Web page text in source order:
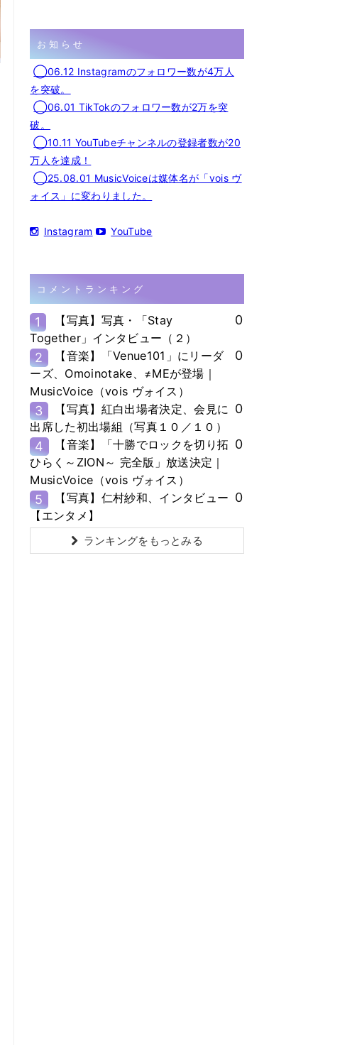
お知らせ
◯06.12 Instagramのフォロワー数が4万人
を突破。
◯06.01 TikTokのフォロワー数が2万を突
破。
◯10.11 YouTubeチャンネルの登録者数が20
万人を達成！
◯25.08.01 MusicVoiceは媒体名が「vois ヴ
ォイス」に変わりました。
Instagram YouTube
コメントランキング
1
【写真】写真・「Stay
Together」インタビュー（２）
0
2
【音楽】「Venue101」にリーダ
ーズ、Omoinotake、≠MEが登場｜
MusicVoice（vois ヴォイス）
0
3
【写真】紅白出場者決定、会見に
出席した初出場組（写真１０／１０）
0
4
【音楽】「十勝でロックを切り拓
ひらく～ZION～ 完全版」放送決定｜
MusicVoice（vois ヴォイス）
0
5
【写真】仁村紗和、インタビュー
【エンタメ】
0
ランキングをもっとみる